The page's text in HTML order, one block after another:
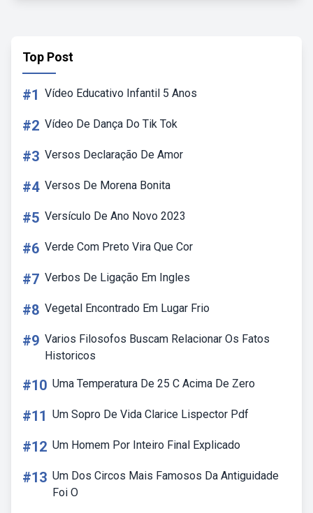
Top Post
#1 Vídeo Educativo Infantil 5 Anos
#2 Vídeo De Dança Do Tik Tok
#3 Versos Declaração De Amor
#4 Versos De Morena Bonita
#5 Versículo De Ano Novo 2023
#6 Verde Com Preto Vira Que Cor
#7 Verbos De Ligação Em Ingles
#8 Vegetal Encontrado Em Lugar Frio
#9 Varios Filosofos Buscam Relacionar Os Fatos
Historicos
#10 Uma Temperatura De 25 C Acima De Zero
#11 Um Sopro De Vida Clarice Lispector Pdf
#12 Um Homem Por Inteiro Final Explicado
#13 Um Dos Circos Mais Famosos Da Antiguidade
Foi O